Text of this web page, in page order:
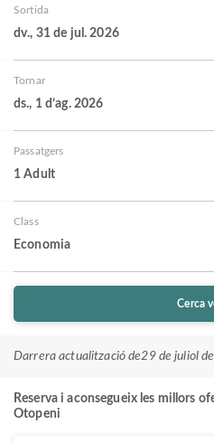
Sortida
dv., 31 de jul. 2026
Tornar
ds., 1 d’ag. 2026
Passatgers
1 Adult
Class
Economia
Cerca
Darrera actualització de29 de juliol
Reserva i aconsegueix les millors
Otopeni